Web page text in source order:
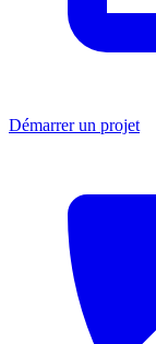
Démarrer un projet